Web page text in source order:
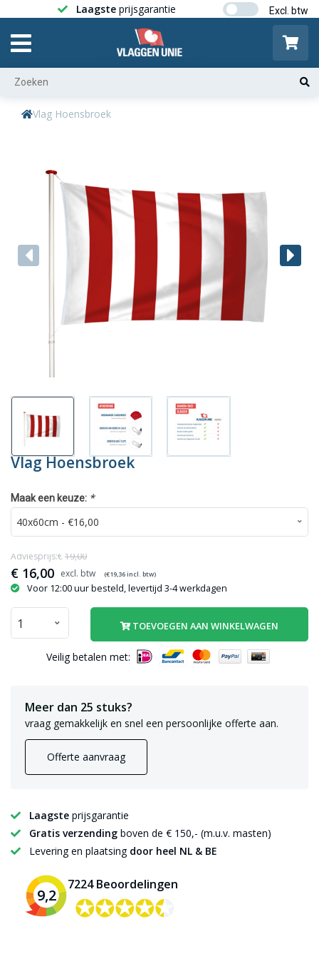
Laagste prijsgarantie Gratis
Vlag Hoensbroek
Vlag Hoensbroek
Maak een keuze: *
€ 16,00 (€19,36incl. btw)
Adviesprijs:€ 19,00
Voor 12:00 uur besteld, levertijd 3-4 werkdagen
TOEVOEGEN AAN WINKELWAGEN
Veilig betalen met:
Meer dan 25 stuks?
vraag gemakkelijk en snel een persoonlijke offerte aan.
Offerte aanvraag
Laagste prijsgarantie
Gratis verzending boven de € 150,- (m.u.v. masten)
Levering en plaatsing door heel NL & BE
9,2
7224 Beoordelingen
✪✪✪✪✪
✪✪✪✪✪